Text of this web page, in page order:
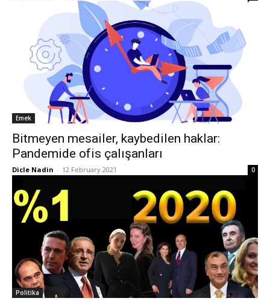
Emek
Bitmeyen mesailer, kaybedilen haklar:
Pandemide ofis çalışanları
Dicle Nadin - 12 February 2021 0
Politika